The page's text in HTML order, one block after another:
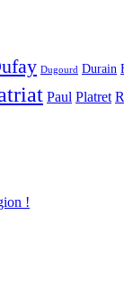
Dugourd Durain
Paul Platret
!